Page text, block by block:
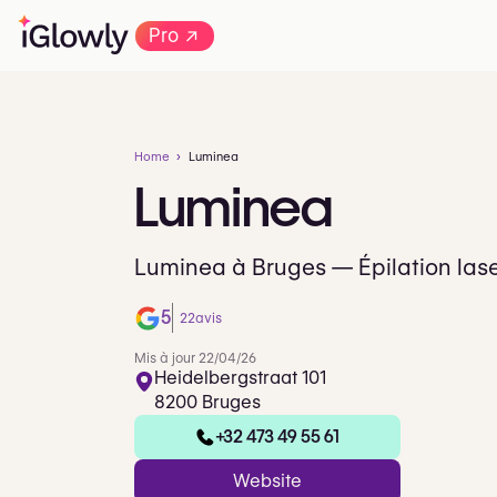
Pro→
Home Luminea
Luminea
Luminea à Bruges — Épilation
5 22avis
Mis à jour 22/04/26
Heidelbergstraat 101
8200 Bruges
+32 473 49 55 61
Website